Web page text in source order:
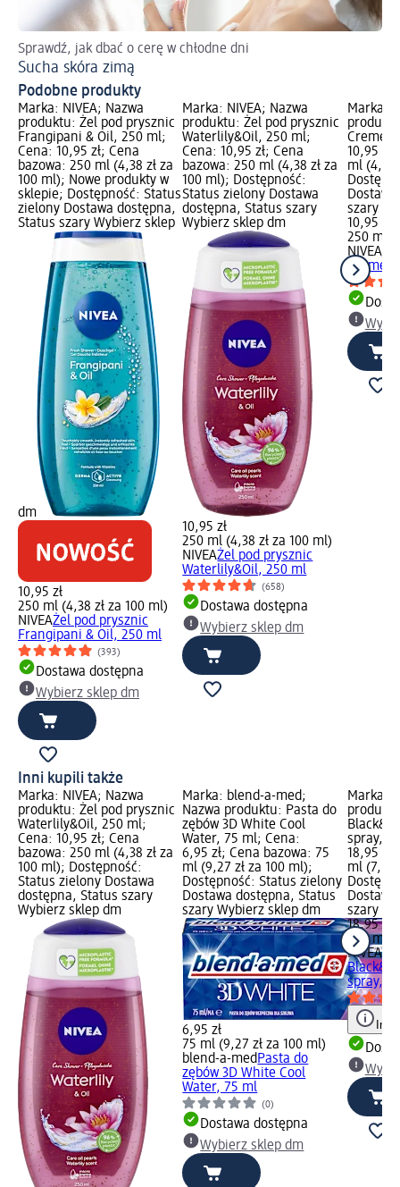
Sprawdź, jak dbać o cerę w chłodne dni
Sucha skóra zimą
Podobne produkty
Marka: NIVEA; Nazwa
produktu: Żel pod prysznic
Frangipani & Oil, 250 ml;
Cena: 10,95 zł; Cena
bazowa: 250 ml (4,38 zł za
100 ml); Nowe produkty w
sklepie; Dostępność: Status
zielony Dostawa dostępna,
Status szary Wybierz sklep
dm
10,95 zł
250 ml (4,38 zł za 100 ml)
NIVEAŻel pod prysznic
Frangipani & Oil, 250 ml
(393)
Dostawa dostępna
Wybierz sklep dm
Marka: NIVEA; Nazwa
produktu: Żel pod prysznic
Waterlily&Oil, 250 ml;
Cena: 10,95 zł; Cena
bazowa: 250 ml (4,38 zł za
100 ml); Dostępność:
Status zielony Dostawa
dostępna, Status szary
Wybierz sklep dm
10,95 zł
250 ml (4,38 zł za 100 ml)
NIVEAŻel pod prysznic
Waterlily&Oil, 250 ml
(658)
Dostawa dostępna
Wybierz sklep dm
Marka:
Creme
10,95
ml (4,38
szary
10,95 zł
250 ml
NIVEA
Creme
Inni kupili także
Marka: NIVEA; Nazwa
produktu: Żel pod prysznic
Waterlily&Oil, 250 ml;
Cena: 10,95 zł; Cena
bazowa: 250 ml (4,38 zł za
100 ml); Dostępność:
Status zielony Dostawa
dostępna, Status szary
Wybierz sklep dm
Marka: blend-a-med;
Nazwa produktu: Pasta do
zębów 3D White Cool
Water, 75 ml; Cena:
6,95 zł; Cena bazowa: 75
ml (9,27 zł za 100 ml);
Dostępność: Status zielony
Dostawa dostępna, Status
szary Wybierz sklep dm
6,95 zł
75 ml (9,27 zł za 100 ml)
blend-a-medPasta do
zębów 3D White Cool
Water, 75 ml
(0)
Dostawa dostępna
Wybierz sklep dm
Marka:
spray,
18,95
ml (7,58
szary
18,95 zł
250 ml
NIVEA
spray,